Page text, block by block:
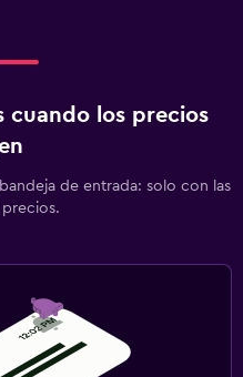
cuando los precios
de entrada: solo con las